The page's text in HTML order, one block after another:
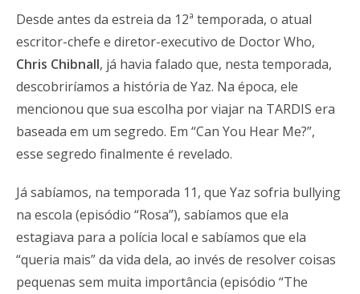
Desde antes da estreia da 12ª temporada, o atual
escritor-chefe e diretor-executivo de Doctor Who,
Chris Chibnall, já havia falado que, nesta temporada,
descobriríamos a história de Yaz. Na época, ele
mencionou que sua escolha por viajar na TARDIS era
baseada em um segredo. Em “Can You Hear Me?”,
esse segredo finalmente é revelado.
Já sabíamos, na temporada 11, que Yaz sofria bullying
na escola (episódio “Rosa”), sabíamos que ela
estagiava para a polícia local e sabíamos que ela
“queria mais” da vida dela, ao invés de resolver coisas
pequenas sem muita importância (episódio “The